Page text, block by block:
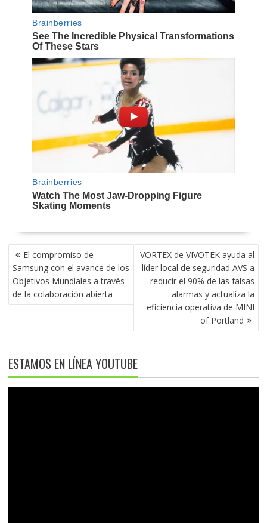
NAVEGACIÓN
DE
ENTRADAS
El compromiso de
Samsung con el avance de los
Objetivos Mundiales a través
de la colaboración abierta
VORTEX de VIVOTEK ayuda al
líder local de seguridad AVS a
reducir el 90% de las falsas
alarmas y actualiza la
eficiencia operativa de MINI
of Portland
ESTAMOS EN LÍNEA YOUTUBE